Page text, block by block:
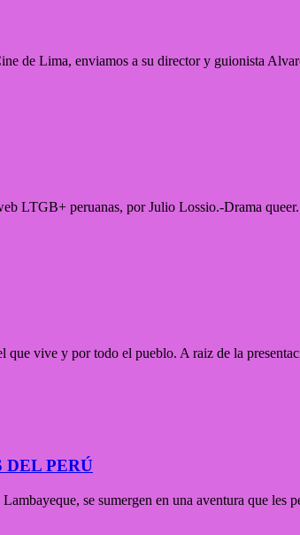
de Lima, enviamos a su director y guionista
LTGB+ peruanas, por Julio Lossio.-Drama
vive y por todo el pueblo. A raiz de la
DEL PERÚ
se sumergen en una aventura que les